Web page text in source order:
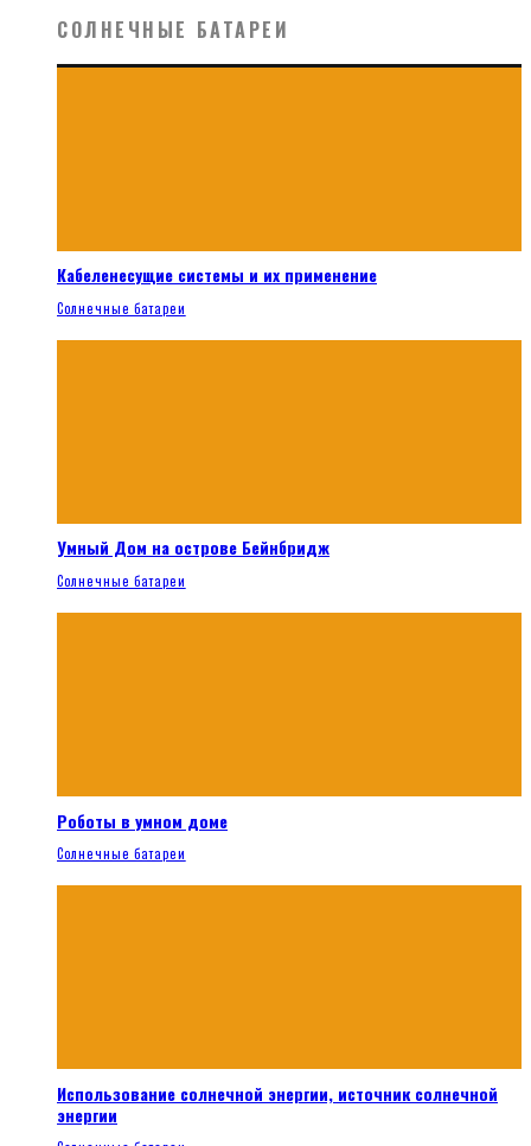
СОЛНЕЧНЫЕ БАТАРЕИ
Кабеленесущие системы и их применение
Солнечные батареи
Умный Дом на острове Бейнбридж
Солнечные батареи
Роботы в умном доме
Солнечные батареи
Использование солнечной энергии, источник солнечной
энергии